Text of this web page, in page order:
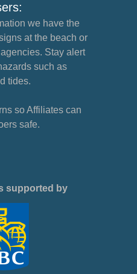
we have the
at the beach or
Stay alert
such as
tides.
so Affiliates can
safe.
supported by